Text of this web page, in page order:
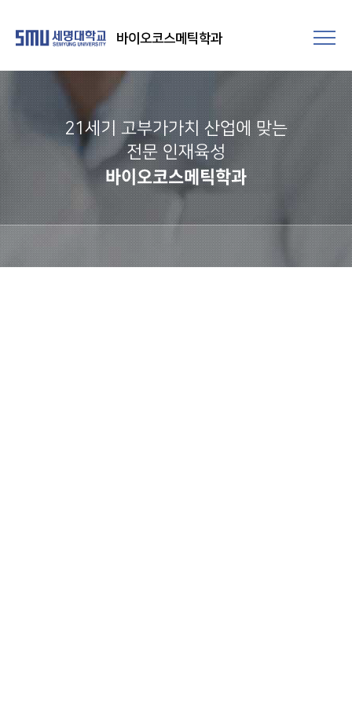
바이오코스메틱학과
21세기 고부가가치 산업에 맞는
전문 인재육성
바이오코스메틱학과